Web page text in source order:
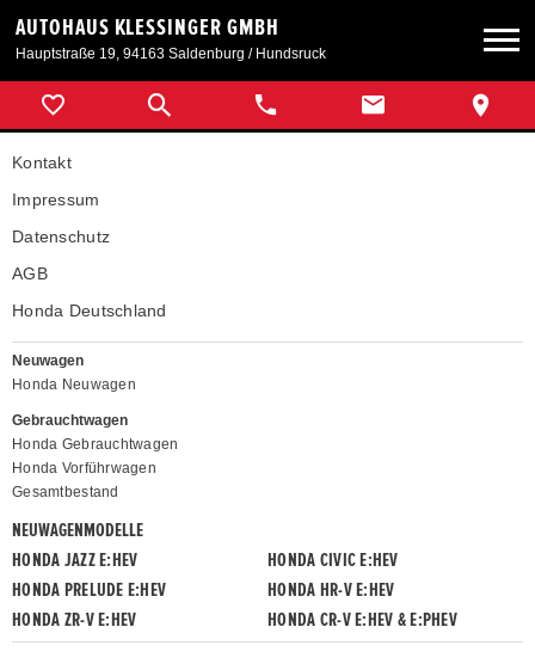
AUTOHAUS KLESSINGER GMBH
Hauptstraße 19, 94163 Saldenburg / Hundsruck
Neuwagen
Gebrauchtwagen
Angebote
Kontakt
Impressum
Datenschutz
AGB
Honda Deutschland
Neuwagen
Honda Neuwagen
Gebrauchtwagen
Honda Gebrauchtwagen
Honda Vorführwagen
Gesamtbestand
NEUWAGENMODELLE
HONDA JAZZ E:HEV
HONDA CIVIC E:HEV
HONDA PRELUDE E:HEV
HONDA HR-V E:HEV
HONDA ZR-V E:HEV
HONDA CR-V E:HEV & E:PHEV